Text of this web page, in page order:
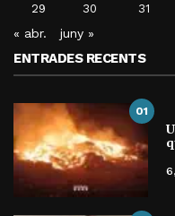
29 30 31
« abr. juny »
ENTRADES RECENTS
01